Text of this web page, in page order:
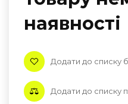
наявностi
Додати до списку
Додати до списку